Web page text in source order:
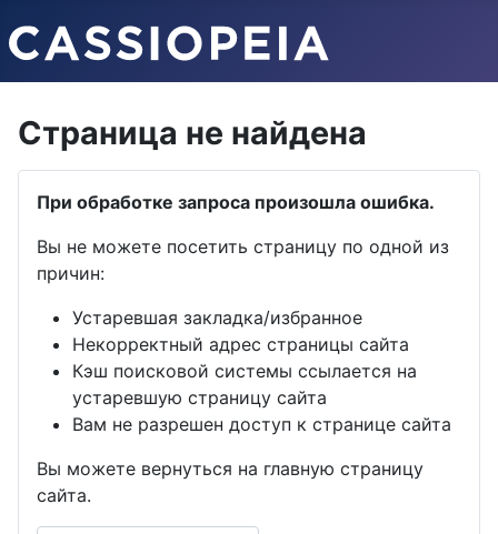
Страница не найдена
При обработке запроса произошла ошибка.
Вы не можете посетить страницу по одной из
причин:
Устаревшая закладка/избранное
Некорректный адрес страницы сайта
Кэш поисковой системы ссылается на
устаревшую страницу сайта
Вам не разрешен доступ к странице сайта
Вы можете вернуться на главную страницу
сайта.